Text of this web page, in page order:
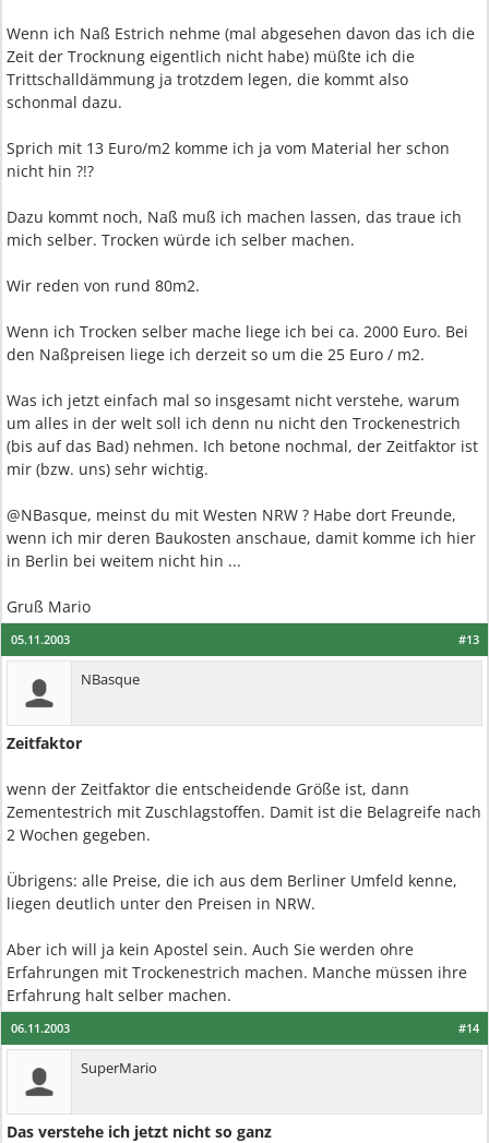
Wenn ich Naß Estrich nehme (mal abgesehen davon das ich die
Zeit der Trocknung eigentlich nicht habe) müßte ich die
Trittschalldämmung ja trotzdem legen, die kommt also
schonmal dazu.
Sprich mit 13 Euro/m2 komme ich ja vom Material her schon
nicht hin ?!?
Dazu kommt noch, Naß muß ich machen lassen, das traue ich
mich selber. Trocken würde ich selber machen.
Wir reden von rund 80m2.
Wenn ich Trocken selber mache liege ich bei ca. 2000 Euro. Bei
den Naßpreisen liege ich derzeit so um die 25 Euro / m2.
Was ich jetzt einfach mal so insgesamt nicht verstehe, warum
um alles in der welt soll ich denn nu nicht den Trockenestrich
(bis auf das Bad) nehmen. Ich betone nochmal, der Zeitfaktor ist
mir (bzw. uns) sehr wichtig.
@NBasque, meinst du mit Westen NRW ? Habe dort Freunde,
wenn ich mir deren Baukosten anschaue, damit komme ich hier
in Berlin bei weitem nicht hin ...
Gruß Mario
#13
05.11.2003
NBasque
Zeitfaktor
wenn der Zeitfaktor die entscheidende Größe ist, dann
Zementestrich mit Zuschlagstoffen. Damit ist die Belagreife nach
2 Wochen gegeben.
Übrigens: alle Preise, die ich aus dem Berliner Umfeld kenne,
liegen deutlich unter den Preisen in NRW.
Aber ich will ja kein Apostel sein. Auch Sie werden ohre
Erfahrungen mit Trockenestrich machen. Manche müssen ihre
Erfahrung halt selber machen.
#14
06.11.2003
SuperMario
Das verstehe ich jetzt nicht so ganz